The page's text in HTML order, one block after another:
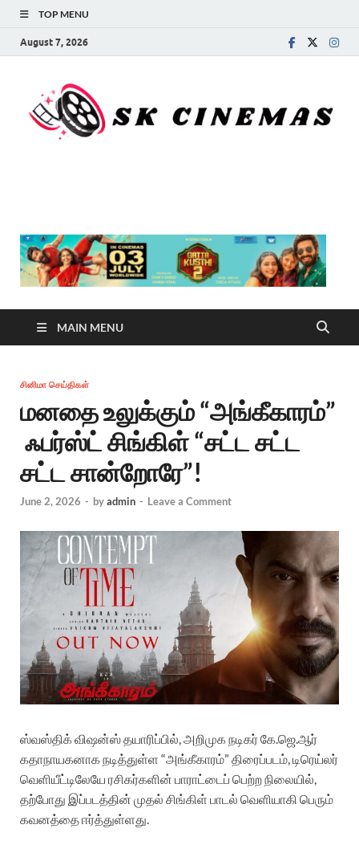
TOP MENU
August 7, 2026
MAIN MENU
சினிமா செய்திகள்
மனதை உலுக்கும் “அங்கீகாரம்”
ஃபர்ஸ்ட் சிங்கிள் “சட்ட சட்ட
சட்ட சான்றோரே”!
June 2, 2026 - byadmin - Leave a Comment
ஸ்வஸ்திக் விஷன்ஸ் தயாரிப்பில், அறிமுக நடிகர் கே.ஜெ.ஆர்
கதாநாயகனாக நடித்துள்ள “அங்கீகாரம்” திரைப்படம், டிரெய்லர்
வெளியீட்டிலேயே ரசிகர்களின் பாராட்டைப் பெற்ற நிலையில்,
தற்போது இப்படத்தின் முதல் சிங்கிள் பாடல் வெளியாகி பெரும்
கவனத்தை ஈர்த்துள்ளது.